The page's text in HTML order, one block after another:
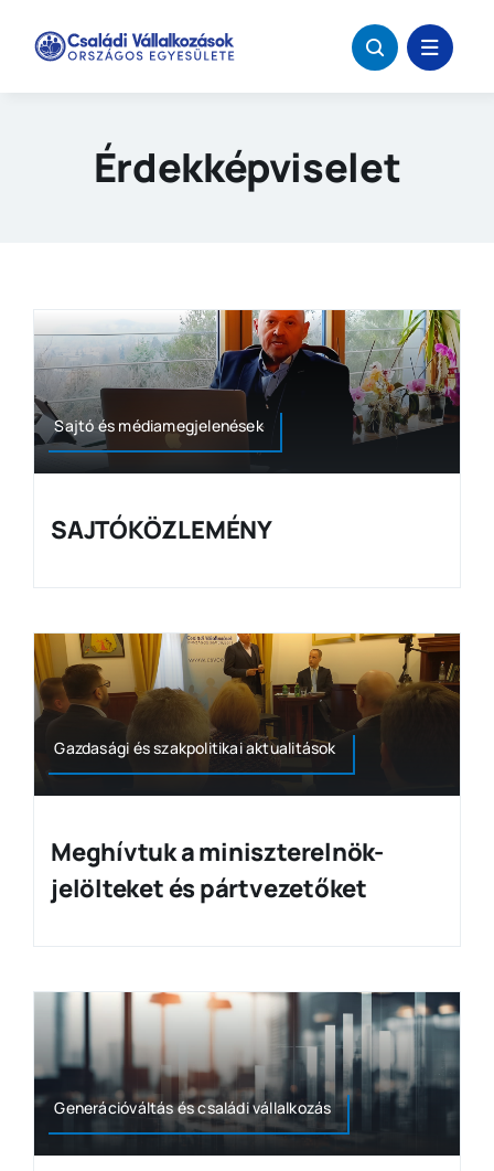
Érdekképviselet
Sajtó és médiamegjelenések
SAJTÓKÖZLEMÉNY
Gazdasági és szakpolitikai aktualitások
Meghívtuk a miniszterelnök-
jelölteket és pártvezetőket
Generációváltás és családi vállalkozás